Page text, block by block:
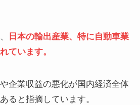
日本の輸出産業、特に自動車業
ています。​
企業収益の悪化が国内経済全体
ると指摘しています。​